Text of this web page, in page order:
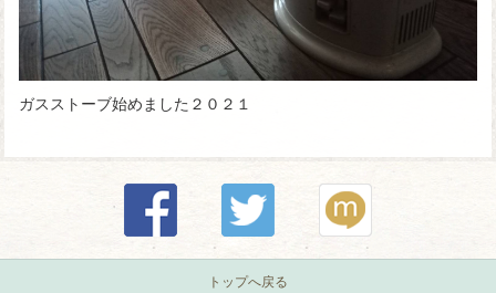
ガスストーブ始めました２０２１
トップへ戻る